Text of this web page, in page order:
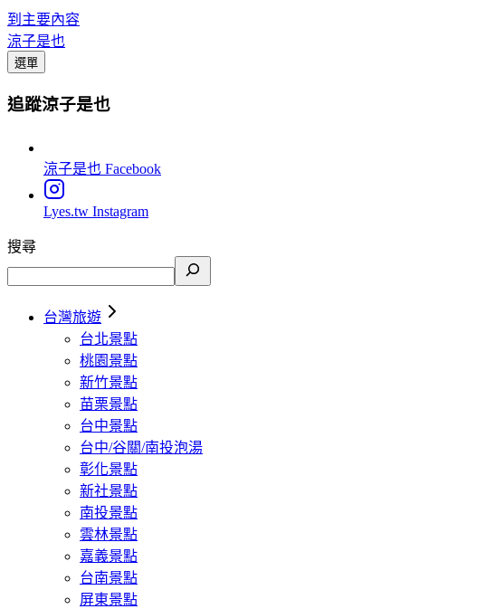
到主要內容
涼子是也
選單
追蹤涼子是也
涼子是也 Facebook
Lyes.tw Instagram
搜尋
台灣旅遊
台北景點
桃園景點
新竹景點
苗栗景點
台中景點
台中/谷關/南投泡湯
彰化景點
新社景點
南投景點
雲林景點
嘉義景點
台南景點
屏東景點